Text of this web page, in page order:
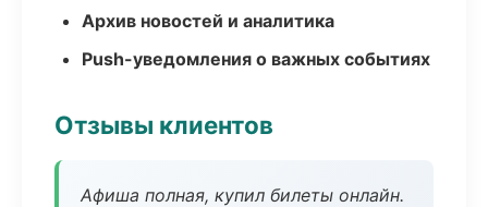
Архив новостей и аналитика
Push-уведомления о важных событиях
Отзывы клиентов
Афиша полная, купил билеты онлайн.